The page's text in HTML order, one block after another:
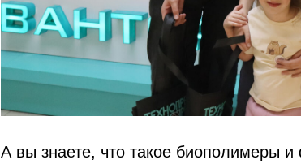
А вы знаете, что такое биополимеры и